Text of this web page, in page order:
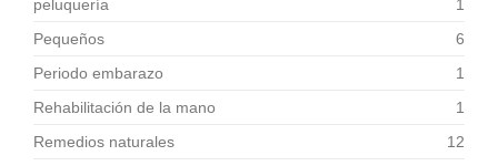
peluquería
1
Pequeños
6
Periodo embarazo
1
Rehabilitación de la mano
1
Remedios naturales
12